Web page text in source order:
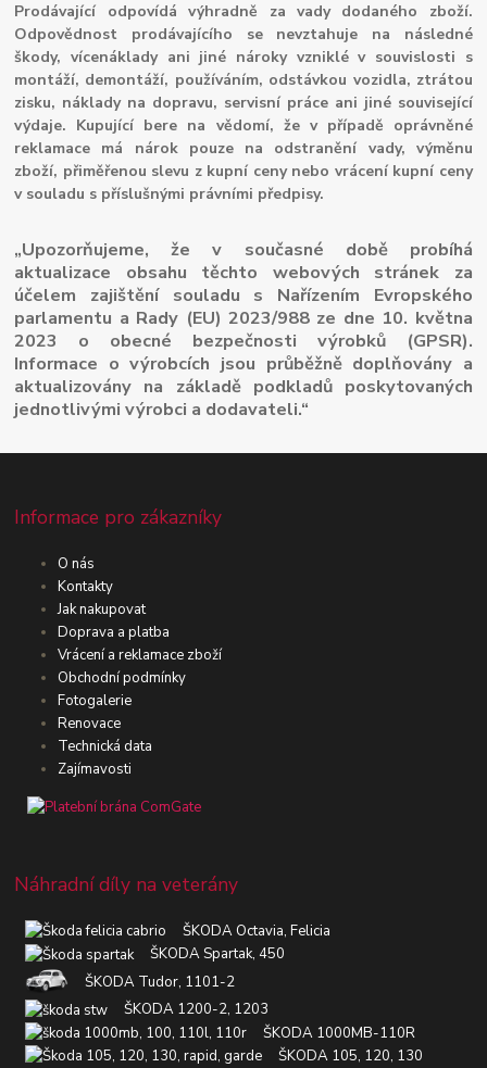
Prodávající odpovídá výhradně za vady dodaného zboží.
Odpovědnost prodávajícího se nevztahuje na následné
škody, vícenáklady ani jiné nároky vzniklé v souvislosti s
montáží, demontáží, používáním, odstávkou vozidla, ztrátou
zisku, náklady na dopravu, servisní práce ani jiné související
výdaje. Kupující bere na vědomí, že v případě oprávněné
reklamace má nárok pouze na odstranění vady, výměnu
zboží, přiměřenou slevu z kupní ceny nebo vrácení kupní ceny
v souladu s příslušnými právními předpisy.
„Upozorňujeme, že v současné době probíhá
aktualizace obsahu těchto webových stránek za
účelem zajištění souladu s Nařízením Evropského
parlamentu a Rady (EU) 2023/988 ze dne 10. května
2023 o obecné bezpečnosti výrobků (GPSR).
Informace o výrobcích jsou průběžně doplňovány a
aktualizovány na základě podkladů poskytovaných
jednotlivými výrobci a dodavateli.“
Informace pro zákazníky
O nás
Kontakty
Jak nakupovat
Doprava a platba
Vrácení a reklamace zboží
Obchodní podmínky
Fotogalerie
Renovace
Technická data
Zajímavosti
Náhradní díly na veterány
ŠKODA Octavia, Felicia
ŠKODA Spartak, 450
ŠKODA Tudor, 1101-2
ŠKODA 1200-2, 1203
ŠKODA 1000MB-110R
ŠKODA 105, 120, 130